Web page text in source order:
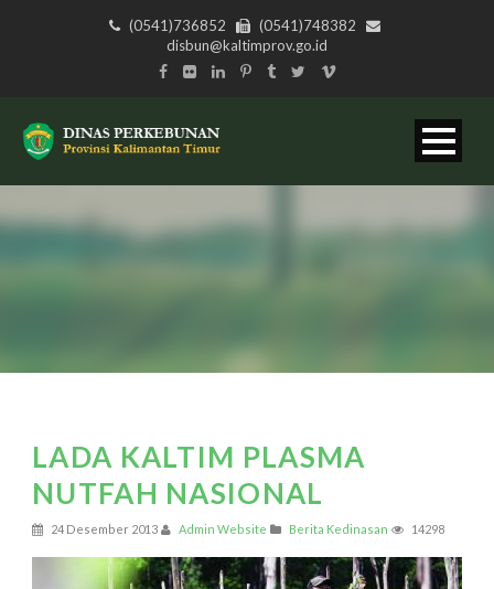
(0541)736852
(0541)748382
disbun@kaltimprov.go.id
LADA KALTIM PLASMA
NUTFAH NASIONAL
24 Desember 2013 Admin Website Berita Kedinasan 14298